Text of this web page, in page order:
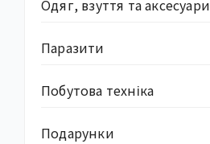
Одяг, взуття та аксесуари
Паразити
Побутова техніка
Подарунки